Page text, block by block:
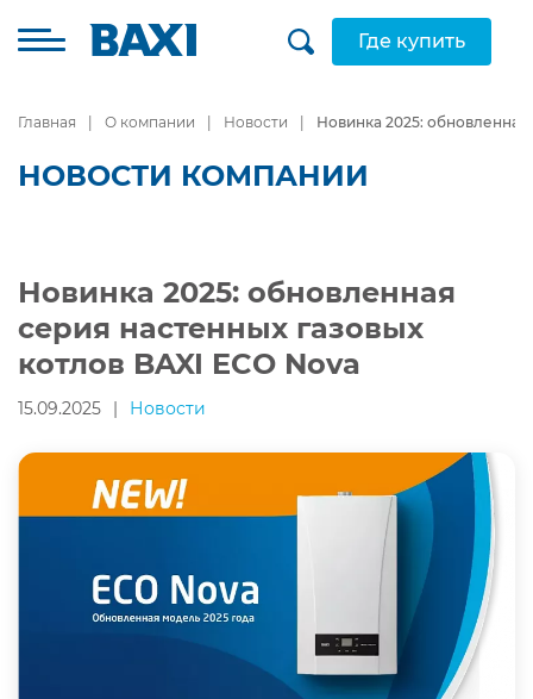
Где купить
Главная О компании Новости Новинка 2025: обновленная
НОВОСТИ КОМПАНИИ
Новинка 2025: обновленная
серия настенных газовых
котлов BAXI ECO Nova
15.09.2025 | Новости